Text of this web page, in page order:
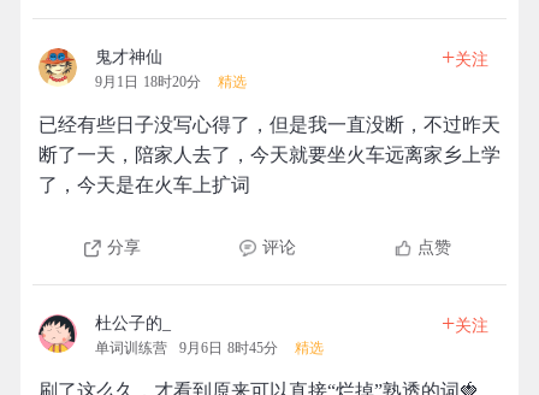
鬼才神仙
9月1日 18时20分 精选
+关注
已经有些日子没写心得了，但是我一直没断，不过昨天
断了一天，陪家人去了，今天就要坐火车远离家乡上学
了，今天是在火车上扩词
分享 评论 点赞
杜公子的_
单词训练营 9月6日 8时45分 精选
+关注
刷了这么久，才看到原来可以直接“烂掉”熟透的词🍓